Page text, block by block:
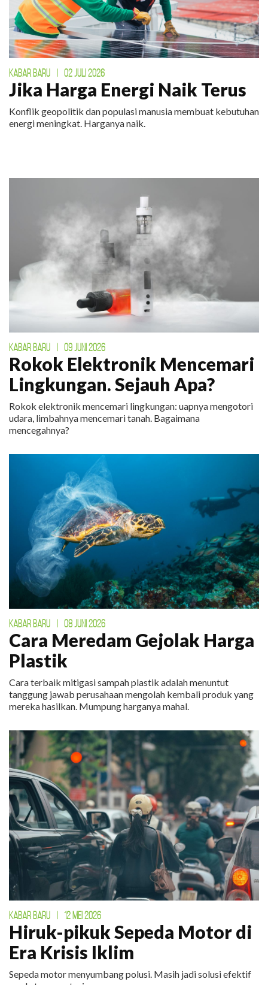
KABAR BARU 02 JULI 2026
Jika Harga Energi Naik Terus
Konflik geopolitik dan populasi manusia membuat kebutuhan
energi meningkat. Harganya naik.
KABAR BARU | 09 JUNI 2026
Rokok Elektronik Mencemari
Lingkungan. Sejauh Apa?
Rokok elektronik mencemari lingkungan: uapnya mengotori
udara, limbahnya mencemari tanah. Bagaimana
mencegahnya?
KABAR BARU | 08 JUNI 2026
Cara Meredam Gejolak Harga
Plastik
Cara terbaik mitigasi sampah plastik adalah menuntut
tanggung jawab perusahaan mengolah kembali produk yang
mereka hasilkan. Mumpung harganya mahal.
KABAR BARU | 12 MEI 2026
Hiruk-pikuk Sepeda Motor di
Era Krisis Iklim
Sepeda motor menyumbang polusi. Masih jadi solusi efektif